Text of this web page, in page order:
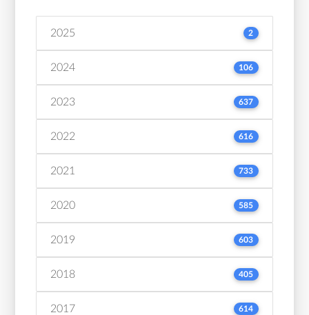
2025 2
2024 106
2023 637
2022 616
2021 733
2020 585
2019 603
2018 405
2017 614